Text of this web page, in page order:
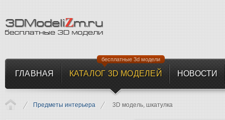
ГЛАВНАЯ КАТАЛОГ 3D МОДЕЛЕЙ
бесплатные 3d модели
НОВОСТИ
Предметы интерьера 3D модель, шкатулка